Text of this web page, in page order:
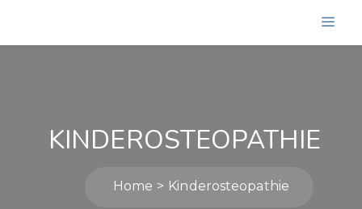
KINDEROSTEOPATHIE
Home Kinderosteopathie